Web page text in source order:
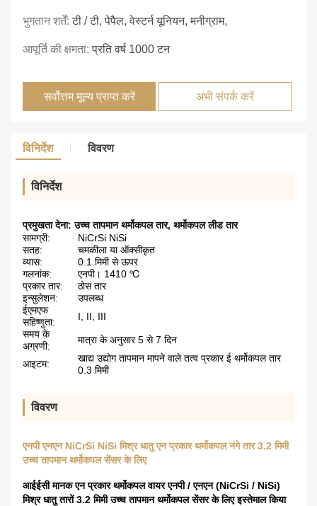
भुगतान शर्तें:टी / टी, पेपैल, वेस्टर्न यूनियन, मनीग्राम,
आपूर्ति की क्षमता:प्रति वर्ष 1000 टन
सर्वोत्तम मूल्य प्राप्त करें अभी संपर्क करें
विनिर्देश विवरण
विनिर्देश
प्रमुखता देना:उच्च तापमान थर्मोकपल तार, थर्मोकपल लीड तार
सामग्री:
NiCrSi NiSi
सतह:
चमकीला या ऑक्सीकृत
व्यास:
0.1 मिमी से ऊपर
गलनांक:
एनपी। 1410 ℃
प्रकार तार:
ठोस तार
इन्सुलेशन:
उपलब्ध
ईएमएफ
सहिष्णुता:
I, II, III
समय के
अग्रणी:
मात्रा के अनुसार 5 से 7 दिन
आइटम:
खाद्य उद्योग तापमान मापने वाले तत्व प्रकार ई थर्मोकपल तार
0.3 मिमी
विवरण
एनपी एनएन NiCrSi NiSi मिश्र धातु एन प्रकार थर्मोकपल नंगे तार 3.2 मिमी
उच्च तापमान थर्मोकपल सेंसर के लिए
आईईसी मानक एन प्रकार थर्मोकपल वायर एनपी / एनएन (NiCrSi / NiSi)
मिश्र धातु तारों 3.2 मिमी उच्च तापमान थर्मोकपल सेंसर के लिए इस्तेमाल किया